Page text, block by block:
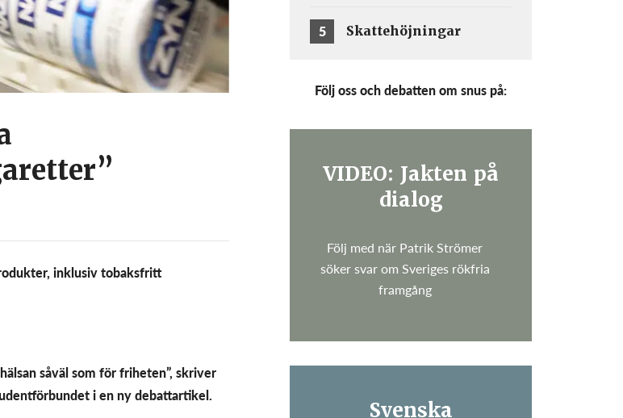
inklusiv tobaksfritt
såväl som för friheten”, skriver
i en ny debattartikel.
5 Skattehöjningar
Följ oss och debatten om snus på:
VIDEO: Jakten på
dialog
Följ med när Patrik Strömer
söker svar om Sveriges rökfria
framgång
Svenska